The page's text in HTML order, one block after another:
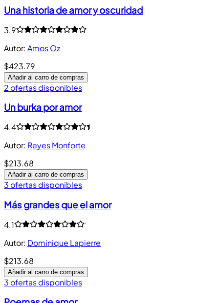
Una historia de amor y oscuridad
3.9
Autor: Amos Oz
$423.79
Añadir al carro de compras
2 ofertas disponibles
Un burka por amor
4.4
Autor: Reyes Monforte
$213.68
Añadir al carro de compras
3 ofertas disponibles
Más grandes que el amor
4.1
Autor: Dominique Lapierre
$213.68
Añadir al carro de compras
3 ofertas disponibles